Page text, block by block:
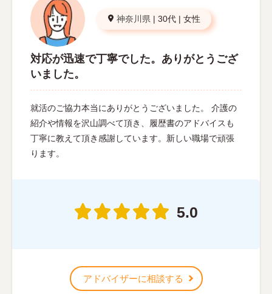
神奈川県 | 30代 | 女性
対応が迅速で丁寧でした。ありがとうござ
いました。
就活のご協力本当にありがとうございました。 介護の
紹介や情報を沢山調べて頂き、履歴書のアドバイスも
丁寧に教えて頂き感謝しています。新しい職場で頑張
ります。
5.0
アドバイザーに相談する